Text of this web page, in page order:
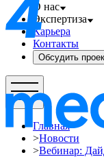
О нас
Экспертиза
Карьера
Контакты
Обсудить
Главная
>Новости
>Вебинар: